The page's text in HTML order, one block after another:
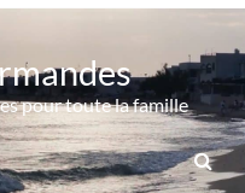
pour toute la famille